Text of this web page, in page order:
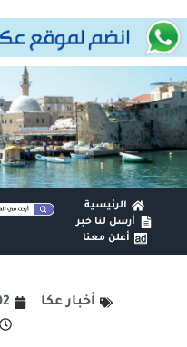
الرئيسية
أرسل لنا خبر
أعلن معنا
أخبار عكا